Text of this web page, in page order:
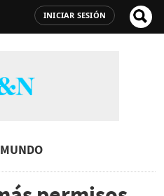
INICIAR SESIÓN